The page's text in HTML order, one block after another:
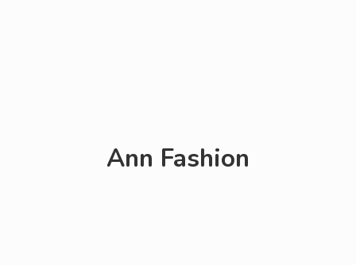
Ann Fashion